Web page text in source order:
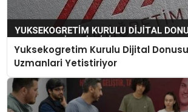
Yuksekogretim Kurulu Dijital
Uzmanlari Yetistiriyor